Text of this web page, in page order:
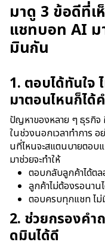
มาดู 3 ข้อดีที่เ
แชทบอท AI
มินกัน
1. ตอบได้ทันใจ
มาตอนไหนก็ได้
ปัญหาของหลาย ๆ ธุรกิจ
ในช่วงนอกเวลาทำการ
นที่ไหนจะสแตนบายตอบ
มาช่วยจะทำให้
ตอบกลับลูกค้าได้ต
ลูกค้าไม่ต้องรอนาน
ตอบครบทุกแชท ไ
2. ช่วยกรองคำ
ดมินได้ดี